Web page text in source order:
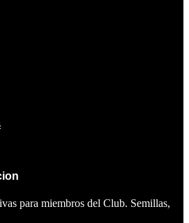
para miembros del Club. Semillas,